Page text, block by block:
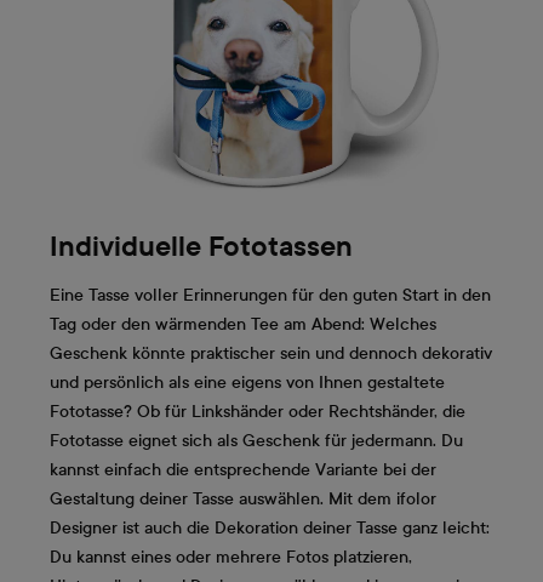
neues Smartphone oder einer kuscheligen Decke!
Persönlich schenken und jemandem zeigen, dass
man sich dabei Gedanken gemacht hat kann
kinderleicht sein. Die Auswahl an individuellen
Geschenken, die deine Fotos ins Rampenlicht
stellen, ist bei ifolor gross.
Individuelle Fototassen
Eine Tasse voller Erinnerungen für den guten Start in den
Tag oder den wärmenden Tee am Abend: Welches
Geschenk könnte praktischer sein und dennoch dekorativ
und persönlich als eine eigens von Ihnen gestaltete
Fototasse? Ob für Linkshänder oder Rechtshänder, die
Fototasse eignet sich als Geschenk für jedermann. Du
kannst einfach die entsprechende Variante bei der
Gestaltung deiner Tasse auswählen. Mit dem ifolor
Designer ist auch die Dekoration deiner Tasse ganz leicht:
Du kannst eines oder mehrere Fotos platzieren,